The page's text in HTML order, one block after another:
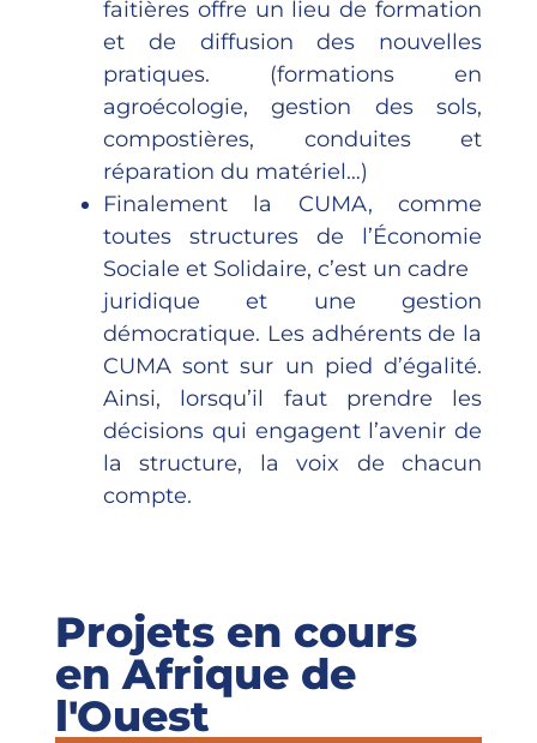
faitières offre un lieu de formation
et de diffusion des nouvelles
pratiques. (formations en
agroécologie, gestion des sols,
compostières, conduites et
réparation du matériel…)
Finalement la CUMA, comme
toutes structures de l’Économie
Sociale et Solidaire, c’est un cadre
juridique et une gestion
démocratique. Les adhérents de la
CUMA sont sur un pied d’égalité.
Ainsi, lorsqu’il faut prendre les
décisions qui engagent l’avenir de
la structure, la voix de chacun
compte.
Projets en cours
en Afrique de
l'Ouest